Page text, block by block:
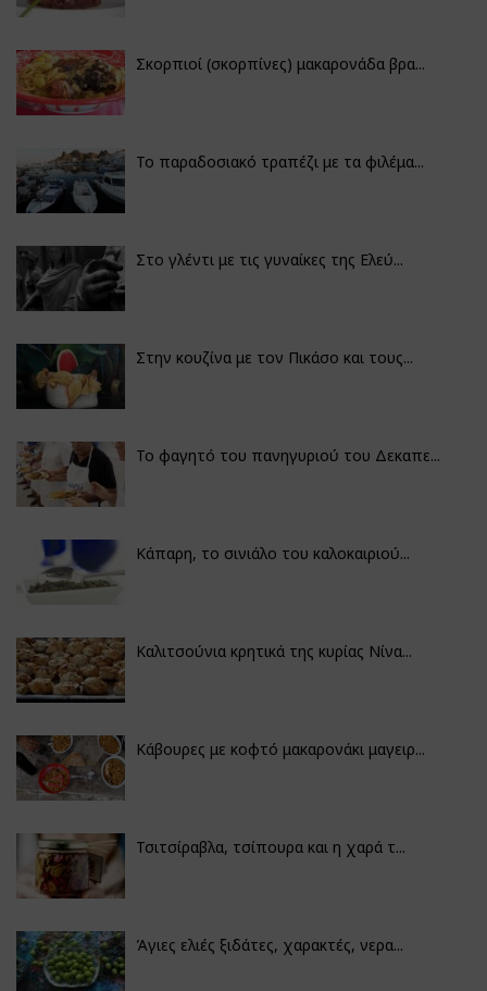
Σκορπιοί (σκορπίνες) μακαρονάδα βρα...
Το παραδοσιακό τραπέζι με τα φιλέμα...
Στο γλέντι με τις γυναίκες της Ελεύ...
Στην κουζίνα με τον Πικάσο και τους...
Το φαγητό του πανηγυριού του Δεκαπε...
Κάπαρη, το σινιάλο του καλοκαιριού...
Καλιτσούνια κρητικά της κυρίας Νίνα...
Κάβουρες με κοφτό μακαρονάκι μαγειρ...
Τσιτσίραβλα, τσίπουρα και η χαρά τ...
Άγιες ελιές ξιδάτες, χαρακτές, νερα...